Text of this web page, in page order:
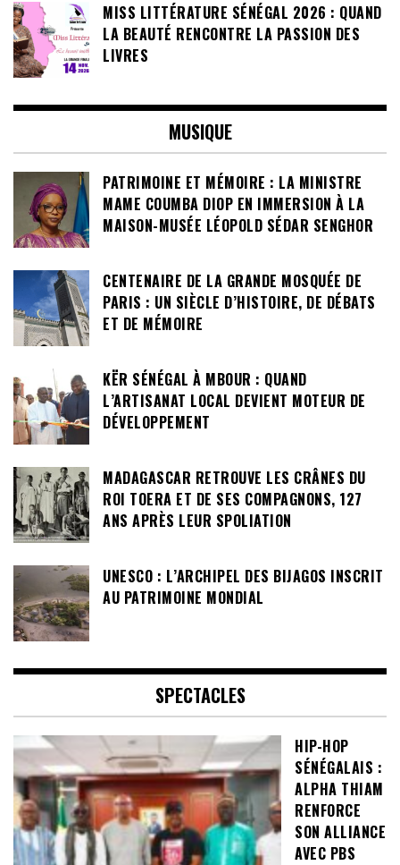
MISS LITTÉRATURE SÉNÉGAL 2026 : QUAND
LA BEAUTÉ RENCONTRE LA PASSION DES
LIVRES
MUSIQUE
PATRIMOINE ET MÉMOIRE : LA MINISTRE
MAME COUMBA DIOP EN IMMERSION À LA
MAISON-MUSÉE LÉOPOLD SÉDAR SENGHOR
CENTENAIRE DE LA GRANDE MOSQUÉE DE
PARIS : UN SIÈCLE D’HISTOIRE, DE DÉBATS
ET DE MÉMOIRE
KËR SÉNÉGAL À MBOUR : QUAND
L’ARTISANAT LOCAL DEVIENT MOTEUR DE
DÉVELOPPEMENT
MADAGASCAR RETROUVE LES CRÂNES DU
ROI TOERA ET DE SES COMPAGNONS, 127
ANS APRÈS LEUR SPOLIATION
UNESCO : L’ARCHIPEL DES BIJAGOS INSCRIT
AU PATRIMOINE MONDIAL
SPECTACLES
HIP-HOP
SÉNÉGALAIS :
ALPHA THIAM
RENFORCE
SON ALLIANCE
AVEC PBS